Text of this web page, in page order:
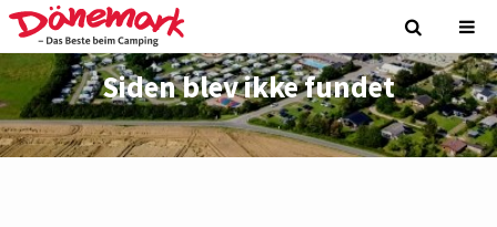
Siden blev ikke fundet